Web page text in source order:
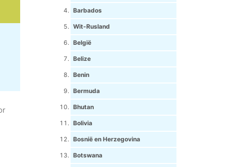
Barbados
Wit-Rusland
België
Belize
Benin
Bermuda
Bhutan
Bolivia
Bosnië en Herzegovina
Botswana